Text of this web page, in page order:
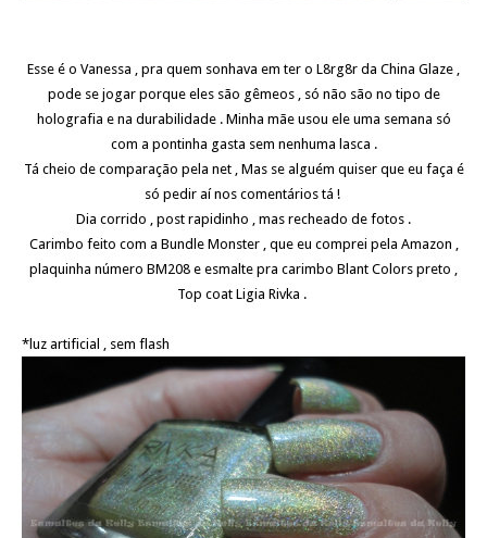
Esse é o Vanessa , pra quem sonhava em ter o L8rg8r da China Glaze ,
pode se jogar porque eles são gêmeos , só não são no tipo de
holografia e na durabilidade . Minha mãe usou ele uma semana só
com a pontinha gasta sem nenhuma lasca .
Tá cheio de comparação pela net , Mas se alguém quiser que eu faça é
só pedir aí nos comentários tá !
Dia corrido , post rapidinho , mas recheado de fotos .
Carimbo feito com a Bundle Monster , que eu comprei pela Amazon ,
plaquinha número BM208 e esmalte pra carimbo Blant Colors preto ,
Top coat Ligia Rivka .
*luz artificial , sem flash